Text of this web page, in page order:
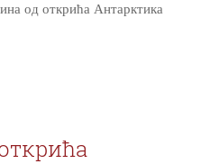
од открића Антарктика